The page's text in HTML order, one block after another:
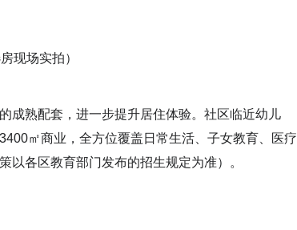
现场实拍）
成熟配套，进一步提升居住体验。社区临近幼儿
㎡商业，全方位覆盖日常生活、子女教育、医疗
以各区教育部门发布的招生规定为准）。